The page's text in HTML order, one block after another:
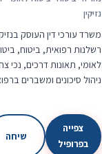
נזיקין
משרד עורכי דין העוסק
רשלנות רפואית, ביטוח,
לאומי, תאונות דרכים, נכי
ניהול סיכונים ומשברים
צפייה
בפרופיל
שיחה